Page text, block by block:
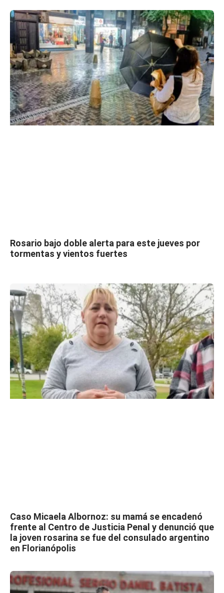
Rosario bajo doble alerta para este jueves por
tormentas y vientos fuertes
Caso Micaela Albornoz: su mamá se encadenó
frente al Centro de Justicia Penal y denunció que
la joven rosarina se fue del consulado argentino
en Florianópolis